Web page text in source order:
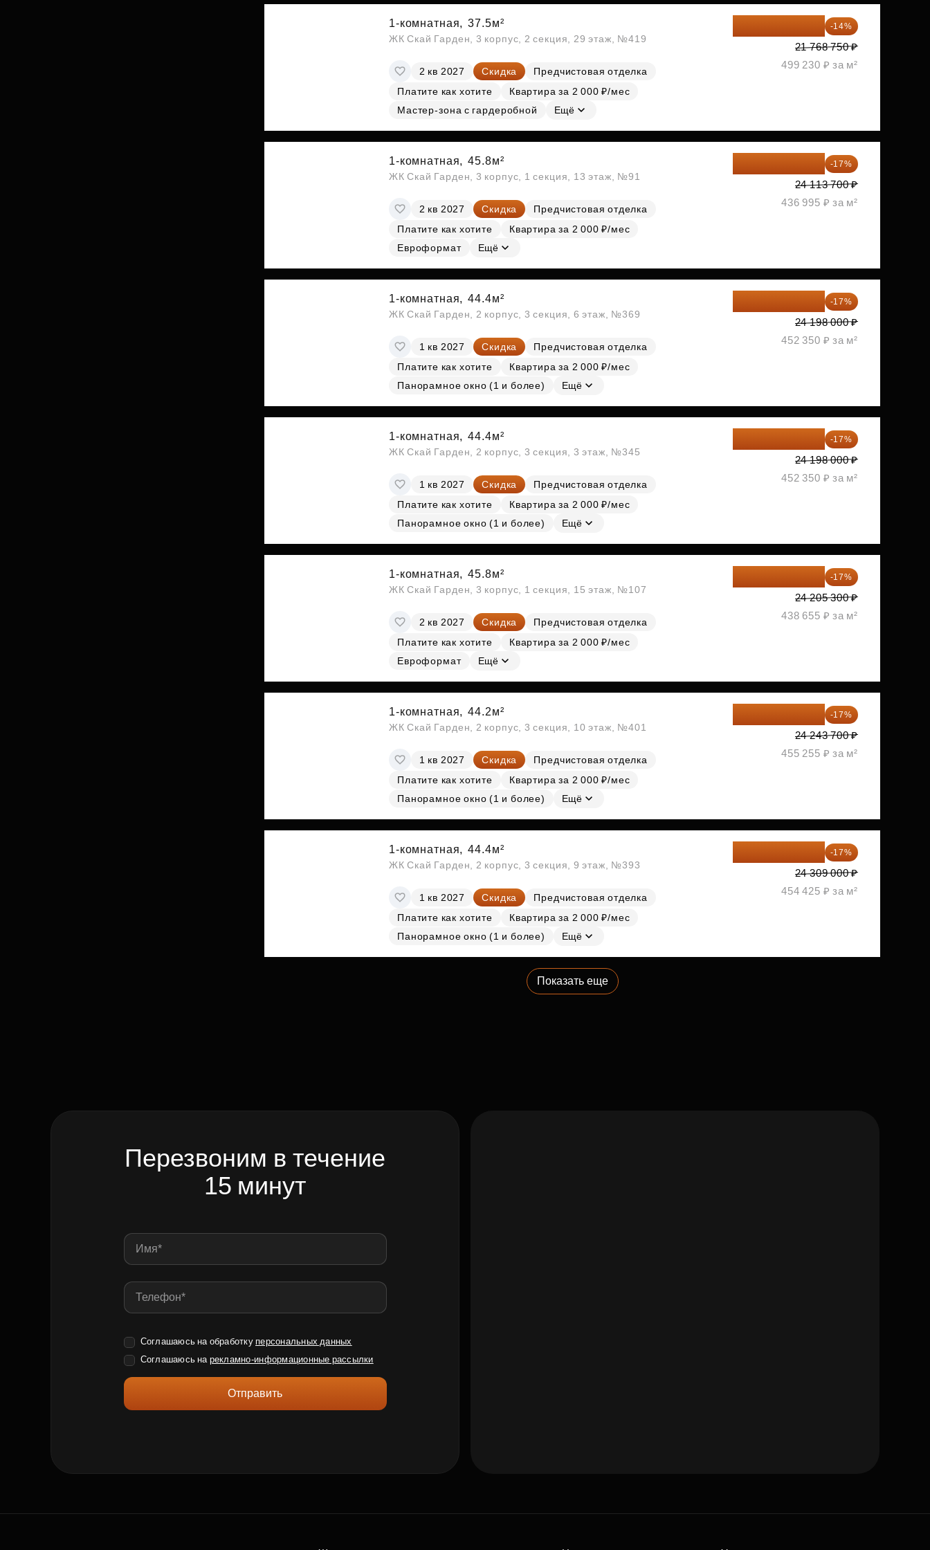
1-комнатная, 37.5м²
ЖК Скай Гарден, 3 корпус, 2 секция, 29 этаж, №419
2 кв 2027 Скидка
Предчистовая отделка
Платите как хотите
Квартира за 2 000 ₽/мес
Мастер-зона с гардеробной
Ещё
-14%
21 768 750 ₽
499 230 ₽ за м²
1-комнатная, 45.8м²
ЖК Скай Гарден, 3 корпус, 1 секция, 13 этаж, №91
2 кв 2027 Скидка
Предчистовая отделка
Платите как хотите
Квартира за 2 000 ₽/мес
Евроформат
Ещё
-17%
24 113 700 ₽
436 995 ₽ за м²
1-комнатная, 44.4м²
ЖК Скай Гарден, 2 корпус, 3 секция, 6 этаж, №369
1 кв 2027 Скидка
Предчистовая отделка
Платите как хотите
Квартира за 2 000 ₽/мес
Панорамное окно (1 и более)
Ещё
-17%
24 198 000 ₽
452 350 ₽ за м²
1-комнатная, 44.4м²
ЖК Скай Гарден, 2 корпус, 3 секция, 3 этаж, №345
1 кв 2027 Скидка
Предчистовая отделка
Платите как хотите
Квартира за 2 000 ₽/мес
Панорамное окно (1 и более)
Ещё
-17%
24 198 000 ₽
452 350 ₽ за м²
1-комнатная, 45.8м²
ЖК Скай Гарден, 3 корпус, 1 секция, 15 этаж, №107
2 кв 2027 Скидка
Предчистовая отделка
Платите как хотите
Квартира за 2 000 ₽/мес
Евроформат
Ещё
-17%
24 205 300 ₽
438 655 ₽ за м²
1-комнатная, 44.2м²
ЖК Скай Гарден, 2 корпус, 3 секция, 10 этаж, №401
1 кв 2027 Скидка
Предчистовая отделка
Платите как хотите
Квартира за 2 000 ₽/мес
Панорамное окно (1 и более)
Ещё
-17%
24 243 700 ₽
455 255 ₽ за м²
1-комнатная, 44.4м²
ЖК Скай Гарден, 2 корпус, 3 секция, 9 этаж, №393
1 кв 2027 Скидка
Предчистовая отделка
Платите как хотите
Квартира за 2 000 ₽/мес
Панорамное окно (1 и более)
Ещё
-17%
24 309 000 ₽
454 425 ₽ за м²
Показать еще
Перезвоним в течение
15 минут
Соглашаюсь на обработку персональных данных
Соглашаюсь на рекламно-информационные рассылки
Отправить